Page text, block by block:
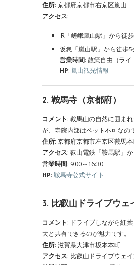
住所: 京都府京都市右京区嵐山
アクセス:
JR「嵯峨嵐山駅」から徒
阪急「嵐山駅」から徒歩5
営業時間: 散策自由（ライ
HP: 嵐山観光情報
2. 鞍馬寺（京都府）
コメント: 鞍馬山の自然に囲ま
が、寺院内部はペット不可なの
住所: 京都府京都市左京区鞍馬
アクセス: 叡山電鉄「鞍馬駅」
営業時間: 9:00～16:30
HP: 鞍馬寺公式サイト
3. 比叡山ドライブウェ
コメント: ドライブしながら紅
犬と共有できるのが魅力です。
住所: 滋賀県大津市坂本本町
アクセス: 比叡山ドライブウェ